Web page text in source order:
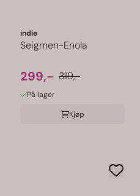
indie
Seigmen-Enola
299,- 319,-
På lager
Kjøp